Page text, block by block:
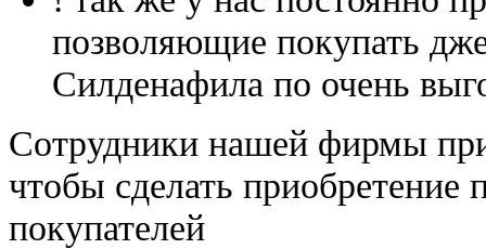
позволяющие покупать
Силденафила по очень
Cотрудники нашей фирмы
чтобы сделать приобретение
покупателей